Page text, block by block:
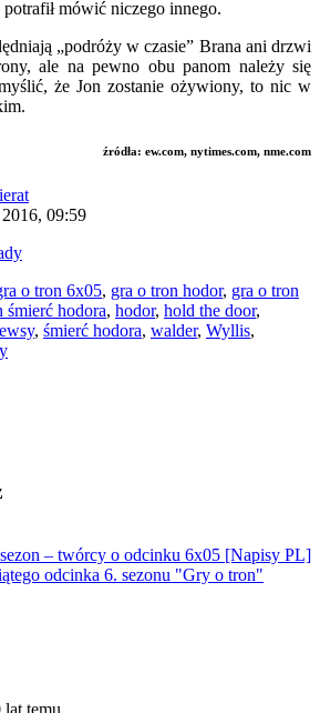
mówić niczego innego.
„podróży w czasie” Brana ani drzwi
ale na pewno obu panom należy się
że Jon zostanie ożywiony, to nic w
źródła: ew.com, nytimes.com, nme.com
09:59
o tron 6x05, gra o tron hodor, gra o tron
śmierć hodora, hodor, hold the door,
, śmierć hodora, walder, Wyllis,
– twórcy o odcinku 6x05 [Napisy PL]
odcinka 6. sezonu "Gry o tron"